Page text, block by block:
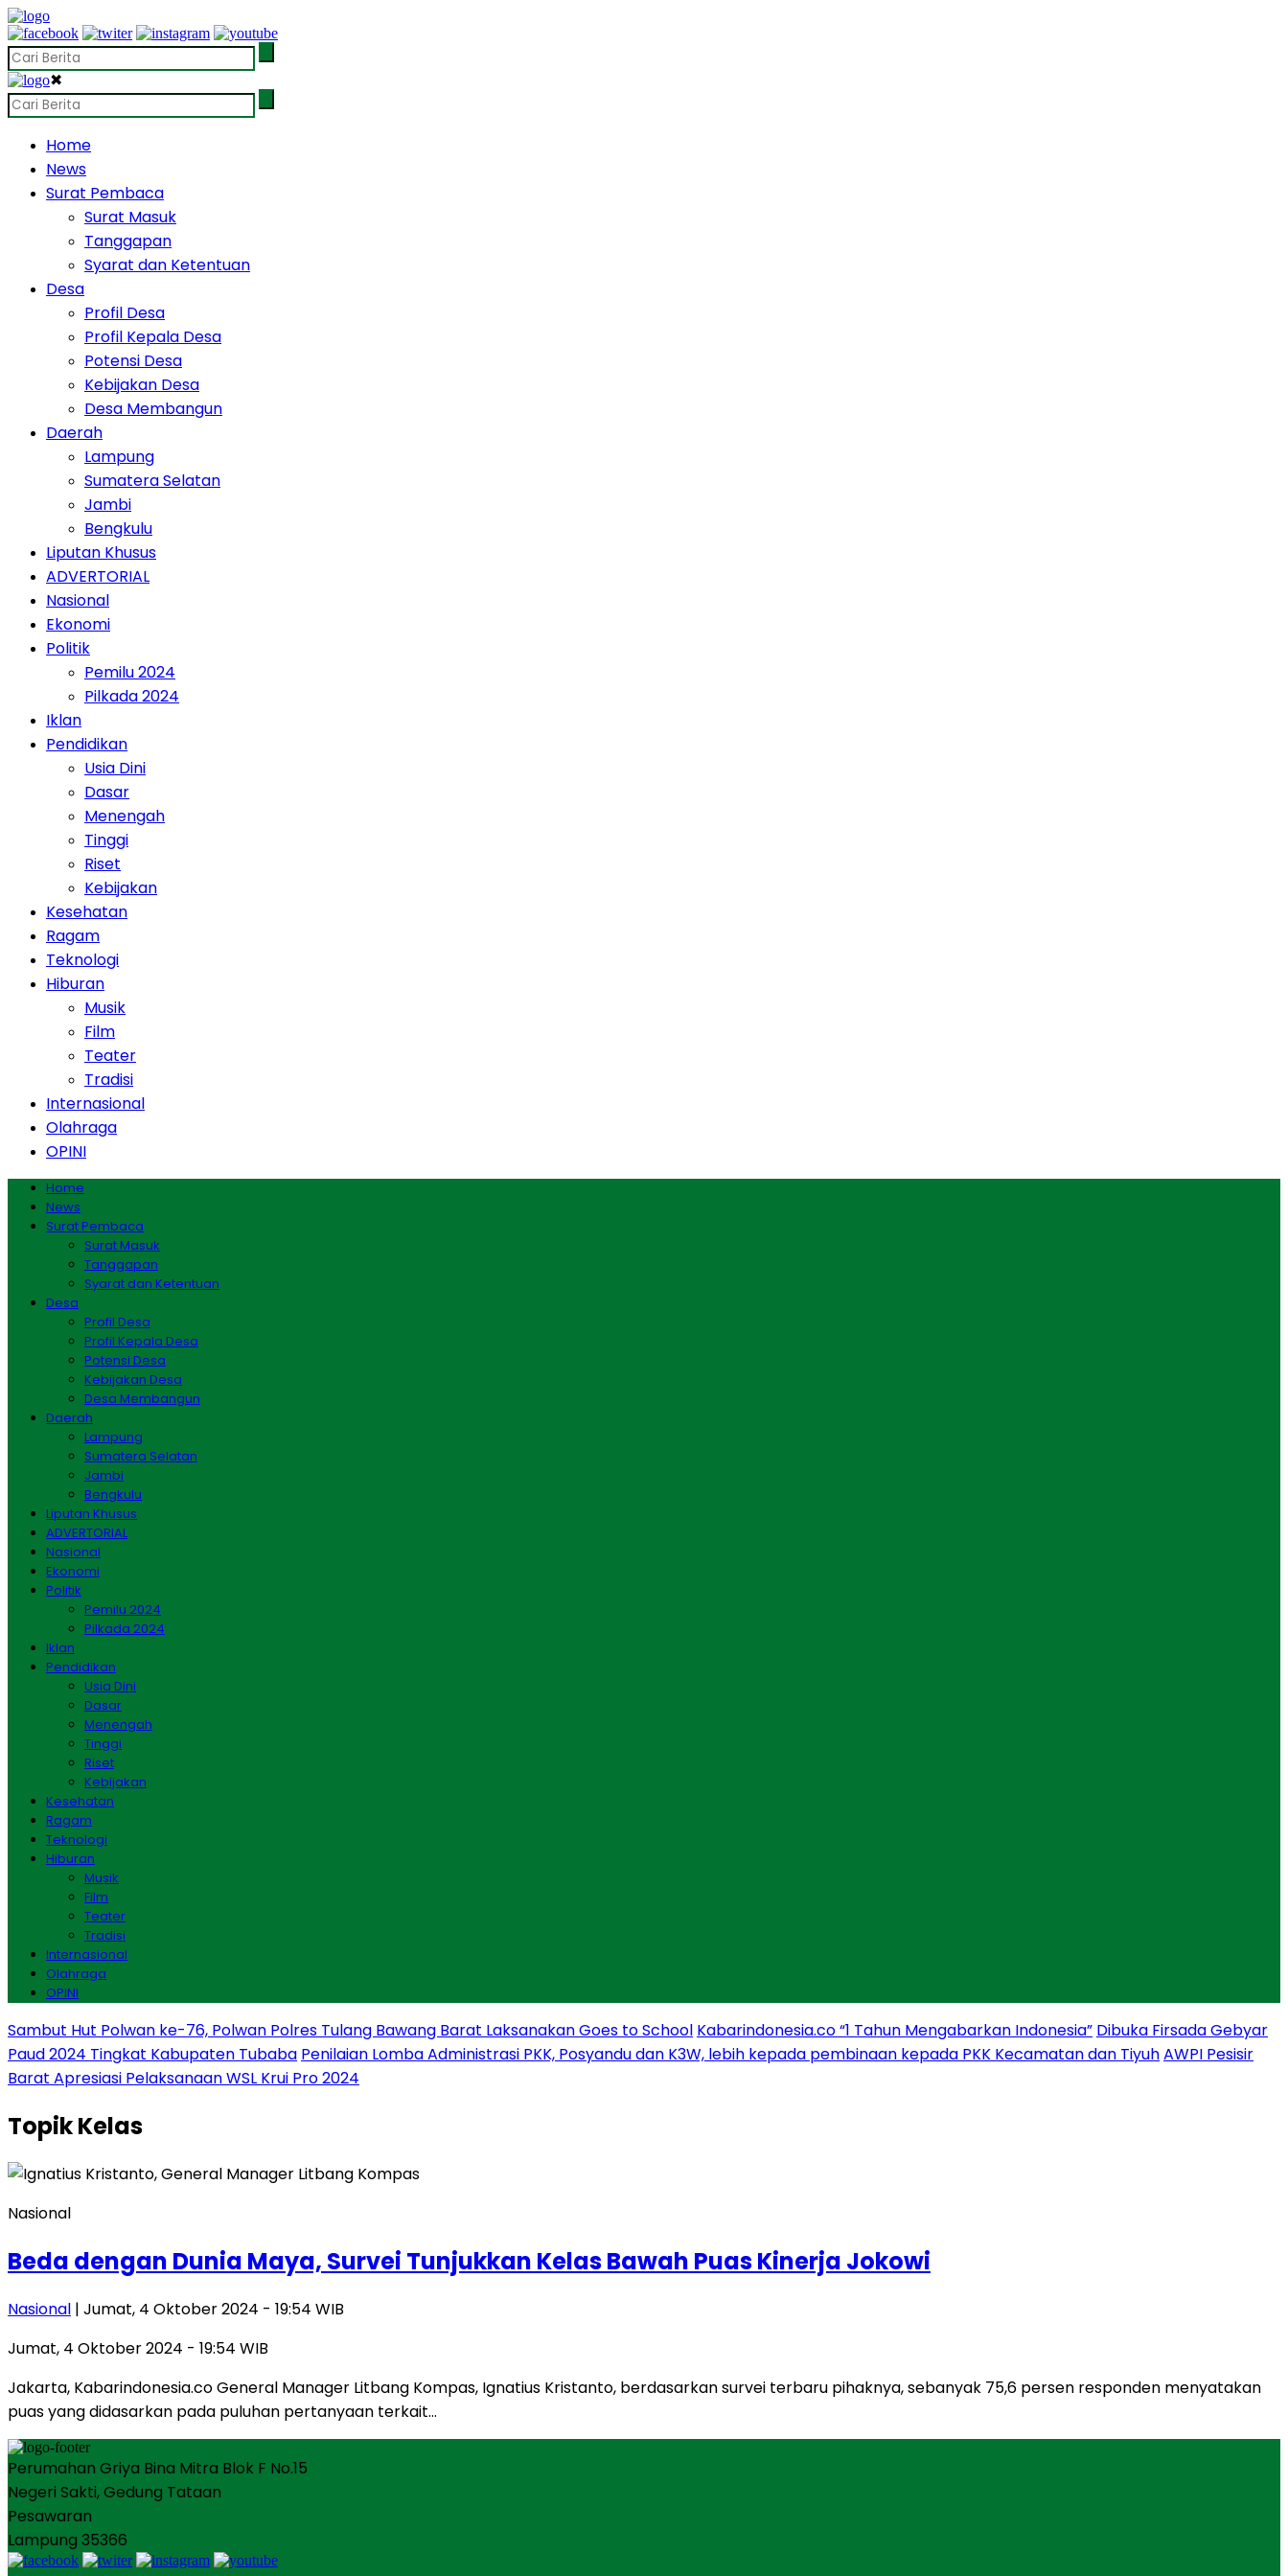
✖
Home
News
Surat Pembaca
Surat Masuk
Tanggapan
Syarat dan Ketentuan
Desa
Profil Desa
Profil Kepala Desa
Potensi Desa
Kebijakan Desa
Desa Membangun
Daerah
Lampung
Sumatera Selatan
Jambi
Bengkulu
Liputan Khusus
ADVERTORIAL
Nasional
Ekonomi
Politik
Pemilu 2024
Pilkada 2024
Iklan
Pendidikan
Usia Dini
Dasar
Menengah
Tinggi
Riset
Kebijakan
Kesehatan
Ragam
Teknologi
Hiburan
Musik
Film
Teater
Tradisi
Internasional
Olahraga
OPINI
Home
News
Surat Pembaca
Surat Masuk
Tanggapan
Syarat dan Ketentuan
Desa
Profil Desa
Profil Kepala Desa
Potensi Desa
Kebijakan Desa
Desa Membangun
Daerah
Lampung
Sumatera Selatan
Jambi
Bengkulu
Liputan Khusus
ADVERTORIAL
Nasional
Ekonomi
Politik
Pemilu 2024
Pilkada 2024
Iklan
Pendidikan
Usia Dini
Dasar
Menengah
Tinggi
Riset
Kebijakan
Kesehatan
Ragam
Teknologi
Hiburan
Musik
Film
Teater
Tradisi
Internasional
Olahraga
OPINI
Sambut Hut Polwan ke-76, Polwan Polres Tulang Bawang Barat Laksanakan Goes to School Kabarindonesia.co “1 Tahun Mengabarkan Indonesia” Dibuka Firsada Gebyar
Paud 2024 Tingkat Kabupaten Tubaba Penilaian Lomba Administrasi PKK, Posyandu dan K3W, lebih kepada pembinaan kepada PKK Kecamatan dan TiyuhAWPI Pesisir
Barat Apresiasi Pelaksanaan WSL Krui Pro 2024
TopikKelas
Nasional
Beda dengan Dunia Maya, Survei Tunjukkan Kelas Bawah Puas Kinerja Jokowi
Nasional | Jumat, 4 Oktober 2024 - 19:54 WIB
Jumat, 4 Oktober 2024 - 19:54 WIB
Jakarta, Kabarindonesia.co General Manager Litbang Kompas, Ignatius Kristanto, berdasarkan survei terbaru pihaknya, sebanyak 75,6 persen responden menyatakan
puas yang didasarkan pada puluhan pertanyaan terkait…
Perumahan Griya Bina Mitra Blok F No.15
Negeri Sakti, Gedung Tataan
Pesawaran
Lampung 35366